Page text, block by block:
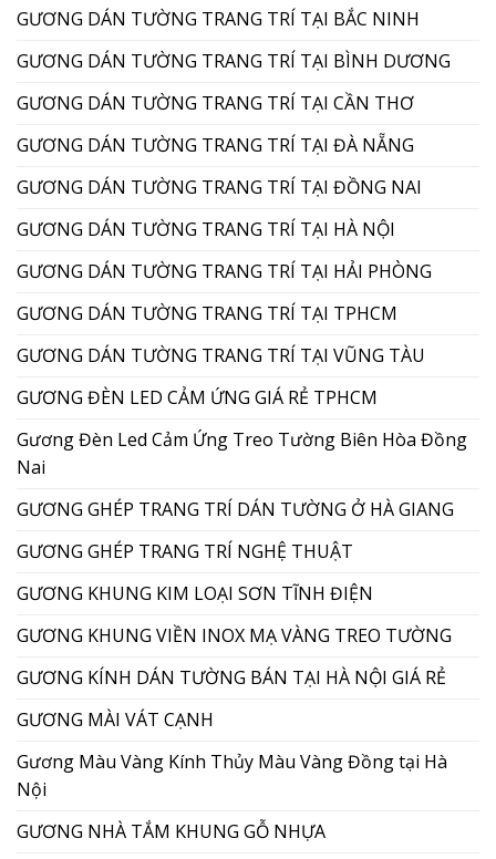
GƯƠNG DÁN TƯỜNG TRANG TRÍ TẠI BẮC NINH
GƯƠNG DÁN TƯỜNG TRANG TRÍ TẠI BÌNH DƯƠNG
GƯƠNG DÁN TƯỜNG TRANG TRÍ TẠI CẦN THƠ
GƯƠNG DÁN TƯỜNG TRANG TRÍ TẠI ĐÀ NẴNG
GƯƠNG DÁN TƯỜNG TRANG TRÍ TẠI ĐỒNG NAI
GƯƠNG DÁN TƯỜNG TRANG TRÍ TẠI HÀ NỘI
GƯƠNG DÁN TƯỜNG TRANG TRÍ TẠI HẢI PHÒNG
GƯƠNG DÁN TƯỜNG TRANG TRÍ TẠI TPHCM
GƯƠNG DÁN TƯỜNG TRANG TRÍ TẠI VŨNG TÀU
GƯƠNG ĐÈN LED CẢM ỨNG GIÁ RẺ TPHCM
Gương Đèn Led Cảm Ứng Treo Tường Biên Hòa Đồng
Nai
GƯƠNG GHÉP TRANG TRÍ DÁN TƯỜNG Ở HÀ GIANG
GƯƠNG GHÉP TRANG TRÍ NGHỆ THUẬT
GƯƠNG KHUNG KIM LOẠI SƠN TĨNH ĐIỆN
GƯƠNG KHUNG VIỀN INOX MẠ VÀNG TREO TƯỜNG
GƯƠNG KÍNH DÁN TƯỜNG BÁN TẠI HÀ NỘI GIÁ RẺ
GƯƠNG MÀI VÁT CẠNH
Gương Màu Vàng Kính Thủy Màu Vàng Đồng tại Hà
Nội
GƯƠNG NHÀ TẮM KHUNG GỖ NHỰA